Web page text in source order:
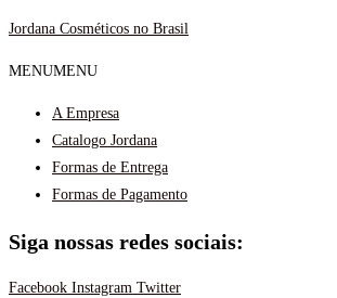
Ir
conteúdo
Jordana Cosméticos no Brasil
MENUMENU
A Empresa
Catalogo Jordana
Formas de Entrega
Formas de Pagamento
Siga nossas redes sociais:
Facebook Instagram Twitter